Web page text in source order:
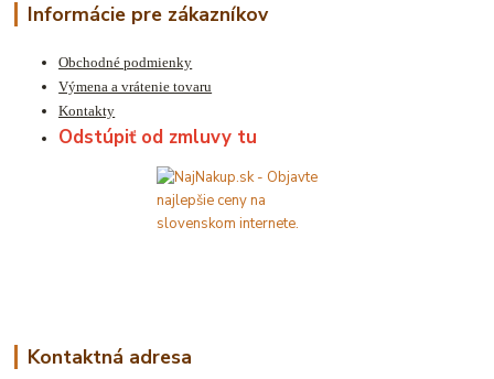
Informácie pre zákazníkov
Obchodné podmienky
Výmena a vrátenie tovaru
Kontakty
Odstúpiť od zmluvy tu
Kontaktná adresa